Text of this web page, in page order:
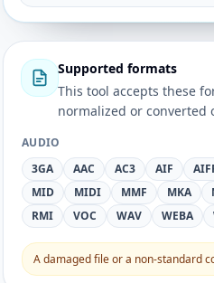
Supported formats
This tool accepts these
normalized or converted
AUDIO
3GA
AAC AC3 AIF
MID
MIDI MMF MKA
RMI
VOC WAV WEBA
A damaged file or a non-standard